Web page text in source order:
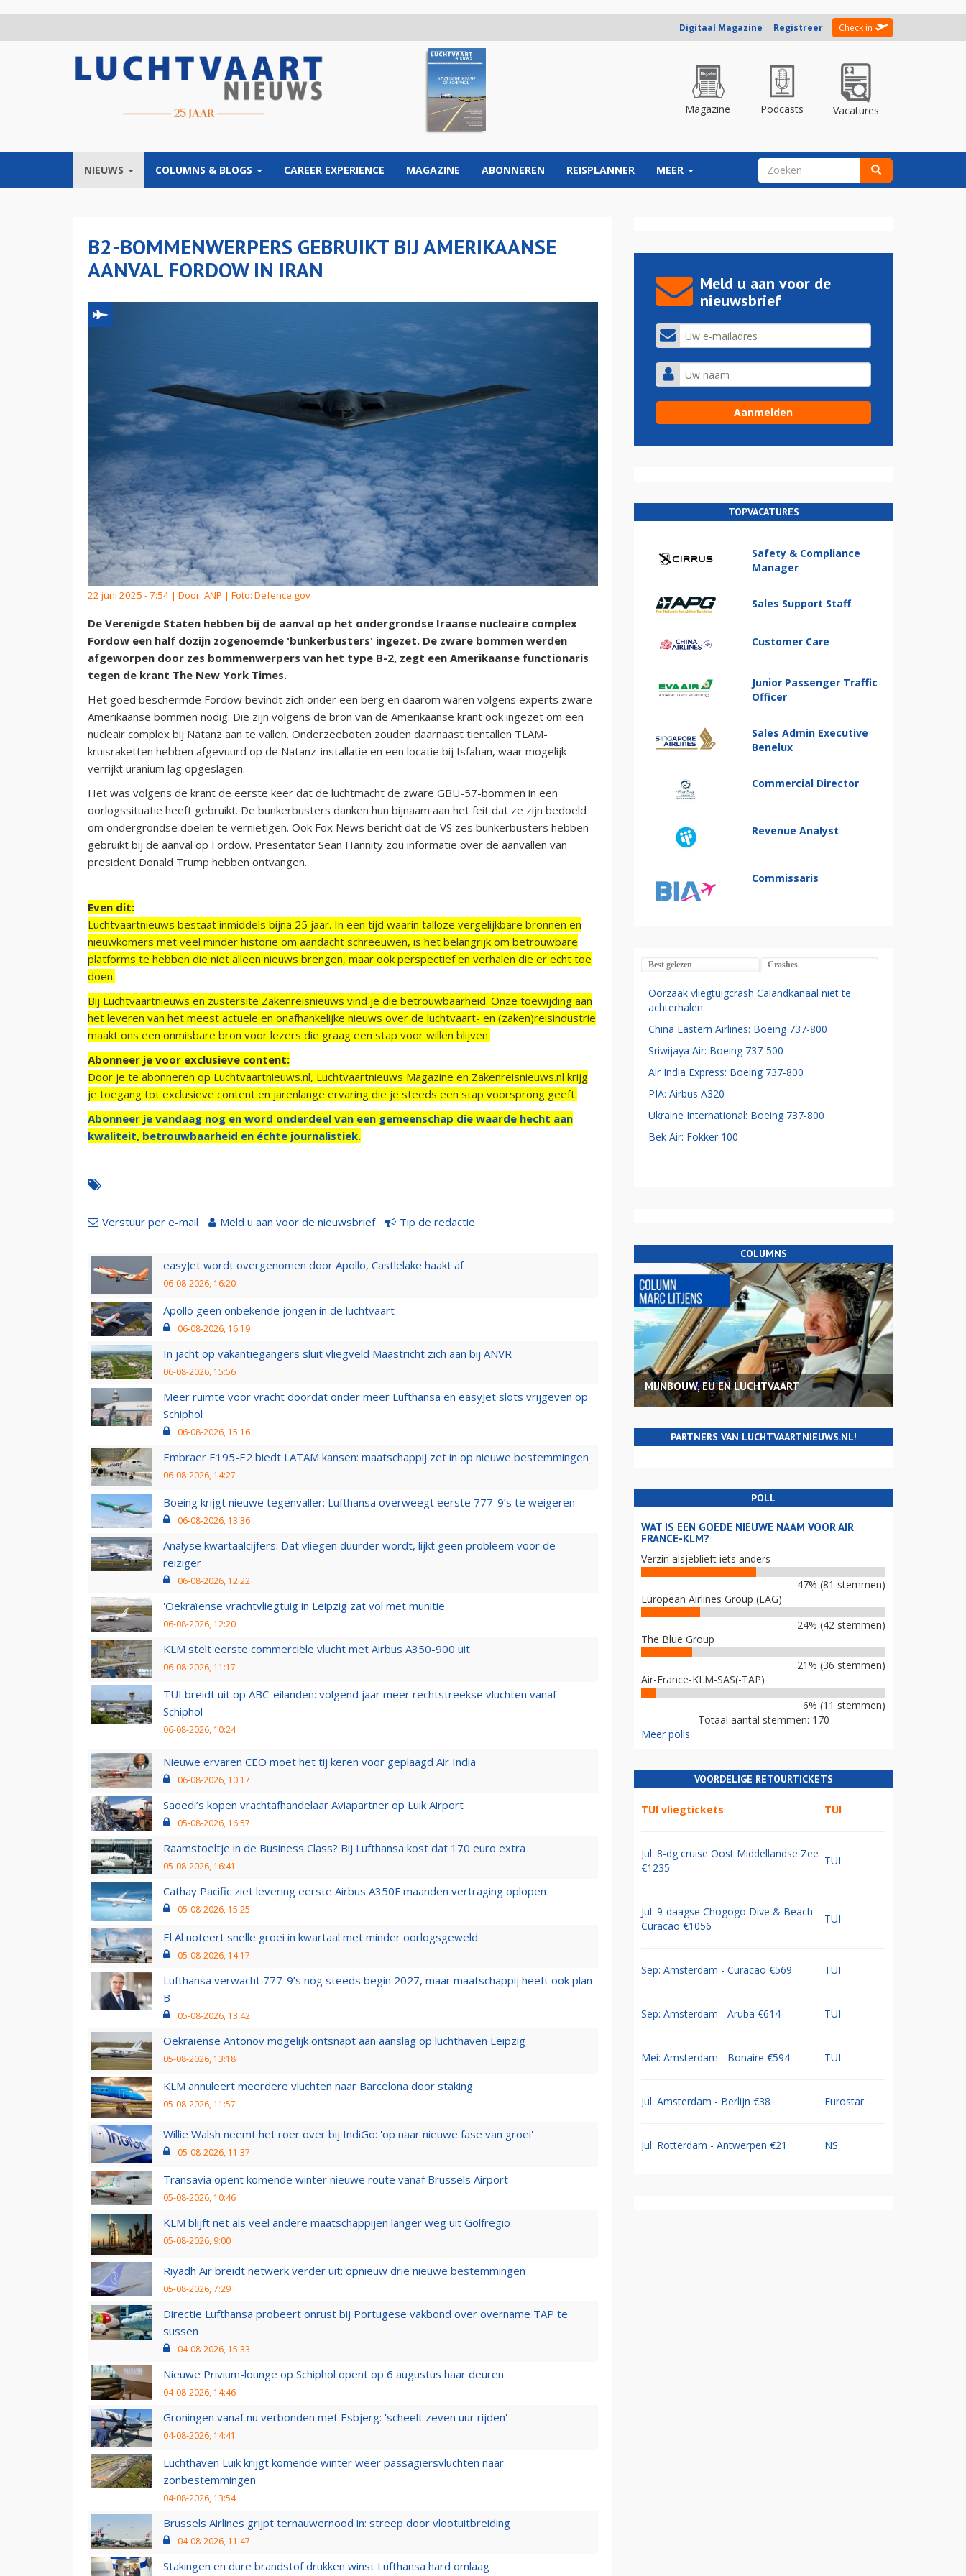
Digitaal Magazine Registreer Check in
Magazine Podcasts Vacatures
NIEUWS COLUMNS & BLOGS CAREER EXPERIENCE MAGAZINE ABONNEREN REISPLANNER MEER ZOEKVELD
B2-BOMMENWERPERS GEBRUIKT BIJ AMERIKAANSE
AANVAL FORDOW IN IRAN
22 juni 2025 - 7:54 | Door: ANP | Foto: Defence.gov
De Verenigde Staten hebben bij de aanval op het ondergrondse Iraanse nucleaire complex
Fordow een half dozijn zogenoemde 'bunkerbusters' ingezet. De zware bommen werden
afgeworpen door zes bommenwerpers van het type B-2, zegt een Amerikaanse functionaris
tegen de krant The New York Times.
Het goed beschermde Fordow bevindt zich onder een berg en daarom waren volgens experts zware
Amerikaanse bommen nodig. Die zijn volgens de bron van de Amerikaanse krant ook ingezet om een
nucleair complex bij Natanz aan te vallen. Onderzeeboten zouden daarnaast tientallen TLAM-
kruisraketten hebben afgevuurd op de Natanz-installatie en een locatie bij Isfahan, waar mogelijk
verrijkt uranium lag opgeslagen.
Het was volgens de krant de eerste keer dat de luchtmacht de zware GBU-57-bommen in een
oorlogssituatie heeft gebruikt. De bunkerbusters danken hun bijnaam aan het feit dat ze zijn bedoeld
om ondergrondse doelen te vernietigen. Ook Fox News bericht dat de VS zes bunkerbusters hebben
gebruikt bij de aanval op Fordow. Presentator Sean Hannity zou informatie over de aanvallen van
president Donald Trump hebben ontvangen.
Even dit:
Luchtvaartnieuws bestaat inmiddels bijna 25 jaar. In een tijd waarin talloze vergelijkbare bronnen en
nieuwkomers met veel minder historie om aandacht schreeuwen, is het belangrijk om betrouwbare
platforms te hebben die niet alleen nieuws brengen, maar ook perspectief en verhalen die er echt toe
doen.
Bij Luchtvaartnieuws en zustersite Zakenreisnieuws vind je die betrouwbaarheid. Onze toewijding aan
het leveren van het meest actuele en onafhankelijke nieuws over de luchtvaart- en (zaken)reisindustrie
maakt ons een onmisbare bron voor lezers die graag een stap voor willen blijven.
Abonneer je voor exclusieve content:
Door je te abonneren op Luchtvaartnieuws.nl, Luchtvaartnieuws Magazine en Zakenreisnieuws.nl krijg
je toegang tot exclusieve content en jarenlange ervaring die je steeds een stap voorsprong geeft.
Abonneer je vandaag nog en word onderdeel van een gemeenschap die waarde hecht aan
kwaliteit, betrouwbaarheid en échte journalistiek.
Verstuur per e-mail Meld u aan voor de nieuwsbrief Tip de redactie
easyJet wordt overgenomen door Apollo, Castlelake haakt af
06-08-2026, 16:20
Apollo geen onbekende jongen in de luchtvaart
06-08-2026, 16:19
In jacht op vakantiegangers sluit vliegveld Maastricht zich aan bij ANVR
06-08-2026, 15:56
Meer ruimte voor vracht doordat onder meer Lufthansa en easyJet slots vrijgeven op
Schiphol
06-08-2026, 15:16
Embraer E195-E2 biedt LATAM kansen: maatschappij zet in op nieuwe bestemmingen
06-08-2026, 14:27
Boeing krijgt nieuwe tegenvaller: Lufthansa overweegt eerste 777-9’s te weigeren
06-08-2026, 13:36
Analyse kwartaalcijfers: Dat vliegen duurder wordt, lijkt geen probleem voor de
reiziger
06-08-2026, 12:22
'Oekraïense vrachtvliegtuig in Leipzig zat vol met munitie'
06-08-2026, 12:20
KLM stelt eerste commerciële vlucht met Airbus A350-900 uit
06-08-2026, 11:17
TUI breidt uit op ABC-eilanden: volgend jaar meer rechtstreekse vluchten vanaf
Schiphol
06-08-2026, 10:24
Nieuwe ervaren CEO moet het tij keren voor geplaagd Air India
06-08-2026, 10:17
Saoedi’s kopen vrachtafhandelaar Aviapartner op Luik Airport
05-08-2026, 16:57
Raamstoeltje in de Business Class? Bij Lufthansa kost dat 170 euro extra
05-08-2026, 16:41
Cathay Pacific ziet levering eerste Airbus A350F maanden vertraging oplopen
05-08-2026, 15:25
El Al noteert snelle groei in kwartaal met minder oorlogsgeweld
05-08-2026, 14:17
Lufthansa verwacht 777-9’s nog steeds begin 2027, maar maatschappij heeft ook plan
B
05-08-2026, 13:42
Oekraïense Antonov mogelijk ontsnapt aan aanslag op luchthaven Leipzig
05-08-2026, 13:18
KLM annuleert meerdere vluchten naar Barcelona door staking
05-08-2026, 11:57
Willie Walsh neemt het roer over bij IndiGo: 'op naar nieuwe fase van groei'
05-08-2026, 11:37
Transavia opent komende winter nieuwe route vanaf Brussels Airport
05-08-2026, 10:46
KLM blijft net als veel andere maatschappijen langer weg uit Golfregio
05-08-2026, 9:00
Riyadh Air breidt netwerk verder uit: opnieuw drie nieuwe bestemmingen
05-08-2026, 7:29
Directie Lufthansa probeert onrust bij Portugese vakbond over overname TAP te
sussen
04-08-2026, 15:33
Nieuwe Privium-lounge op Schiphol opent op 6 augustus haar deuren
04-08-2026, 14:46
Groningen vanaf nu verbonden met Esbjerg: 'scheelt zeven uur rijden'
04-08-2026, 14:41
Luchthaven Luik krijgt komende winter weer passagiersvluchten naar
zonbestemmingen
04-08-2026, 13:54
Brussels Airlines grijpt ternauwernood in: streep door vlootuitbreiding
04-08-2026, 11:47
Stakingen en dure brandstof drukken winst Lufthansa hard omlaag
Meld u aan voor de
nieuwsbrief
TOPVACATURES
Safety & Compliance
Manager
Sales Support Staff
Customer Care
Junior Passenger Traffic
Officer
Sales Admin Executive
Benelux
Commercial Director
Revenue Analyst
Commissaris
Best gelezen Crashes
Oorzaak vliegtuigcrash Calandkanaal niet te
achterhalen
China Eastern Airlines: Boeing 737-800
Sriwijaya Air: Boeing 737-500
Air India Express: Boeing 737-800
PIA: Airbus A320
Ukraine International: Boeing 737-800
Bek Air: Fokker 100
COLUMNS
MIJNBOUW, EU EN LUCHTVAART
PARTNERS VAN LUCHTVAARTNIEUWS.NL!
POLL
WAT IS EEN GOEDE NIEUWE NAAM VOOR AIR
FRANCE-KLM?
Verzin alsjeblieft iets anders
47% (81 stemmen)
European Airlines Group (EAG)
24% (42 stemmen)
The Blue Group
21% (36 stemmen)
Air-France-KLM-SAS(-TAP)
6% (11 stemmen)
Totaal aantal stemmen: 170
Meer polls
VOORDELIGE RETOURTICKETS
TUI vliegtickets TUI
Jul: 8-dg cruise Oost Middellandse Zee
€1235
TUI
Jul: 9-daagse Chogogo Dive & Beach
Curacao €1056
TUI
Sep: Amsterdam - Curacao €569 TUI
Sep: Amsterdam - Aruba €614 TUI
Mei: Amsterdam - Bonaire €594 TUI
Jul: Amsterdam - Berlijn €38 Eurostar
Jul: Rotterdam - Antwerpen €21 NS